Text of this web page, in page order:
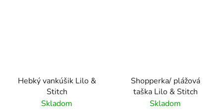
Hebký vankúšik Lilo &
Stitch
Skladom
Shopperka/ plážová
taška Lilo & Stitch
Skladom